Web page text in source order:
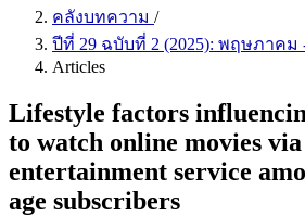
คลังบทความ /
ปีที่ 29 ฉบับที่ 2 (2025): พฤษภาคม
Articles
Lifestyle factors
to watch online movies
entertainment service
age subscribers